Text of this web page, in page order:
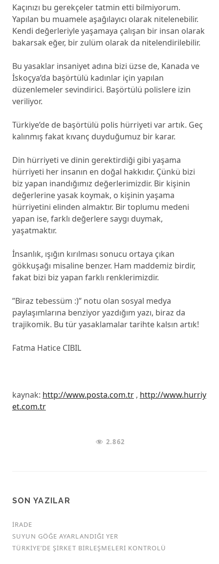
Kaçınızı bu gerekçeler tatmin etti bilmiyorum.
Yapılan bu muamele aşağılayıcı olarak nitelenebilir.
Kendi değerleriyle yaşamaya çalışan bir insan olarak
bakarsak eğer, bir zulüm olarak da nitelendirilebilir.
Bu yasaklar insaniyet adına bizi üzse de, Kanada ve
İskoçya’da başörtülü kadınlar için yapılan
düzenlemeler sevindirici. Başörtülü polislere izin
veriliyor.
Türkiye’de de başörtülü polis hürriyeti var artık. Geç
kalınmış fakat kıvanç duyduğumuz bir karar.
Din hürriyeti ve dinin gerektirdiği gibi yaşama
hürriyeti her insanın en doğal hakkıdır. Çünkü bizi
biz yapan inandığımız değerlerimizdir. Bir kişinin
değerlerine yasak koymak, o kişinin yaşama
hürriyetini elinden almaktır. Bir toplumu medeni
yapan ise, farklı değerlere saygı duymak,
yaşatmaktır.
İnsanlık, ışığın kırılması sonucu ortaya çıkan
gökkuşağı misaline benzer. Ham maddemiz birdir,
fakat bizi biz yapan farklı renklerimizdir.
”Biraz tebessüm :)” notu olan sosyal medya
paylaşımlarına benziyor yazdığım yazı, biraz da
trajikomik. Bu tür yasaklamalar tarihte kalsın artık!
Fatma Hatice CIBIL
kaynak: http://www.posta.com.tr, http://www.hurriy
et.com.tr
2.862
SON YAZILAR
İRADE
SUYUN GÖĞE AYARLANDIĞI YER
TÜRKİYE’DE ŞİRKET BİRLEŞMELERİ KONTROLÜ